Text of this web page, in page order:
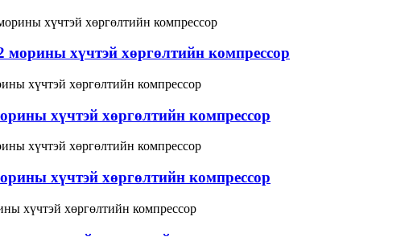
морины хүчтэй хөргөлтийн компрессор
хүчтэй хөргөлтийн компрессор
хүчтэй хөргөлтийн компрессор